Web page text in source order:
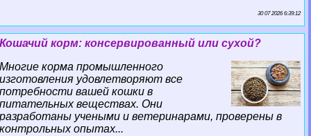
30 07 2026 6:39:12
Кошачий корм: консервированный или сухой?
Многие корма промышленного
изготовления удовлетворяют все
потребности вашей кошки в
питательных веществах. Они
разработаны учеными и ветеринарами, проверены в
контрольных опытах...